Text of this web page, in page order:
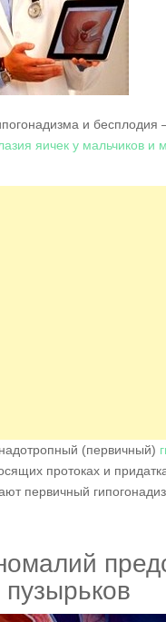
и бесплодия
яичек у мальчиков и
(первичный)
протоках и
первичный